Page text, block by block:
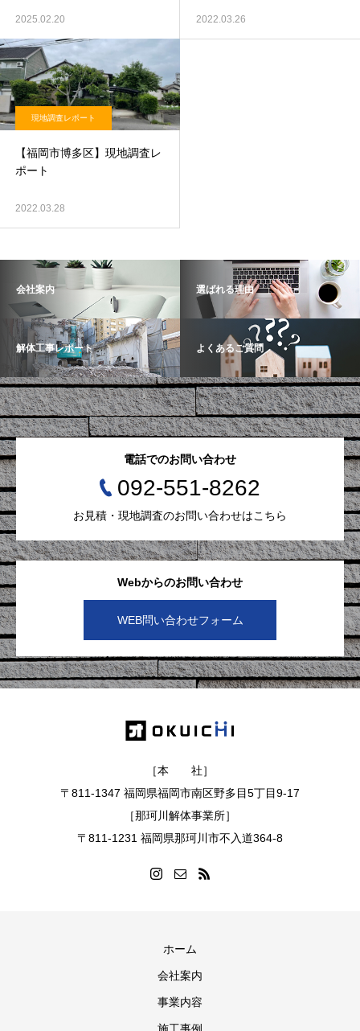
2025.02.20 2022.03.26
現地調査レポート
【福岡市博多区】現地調査レ
ポート
2022.03.28
会社案内 選ばれる理由
解体工事レポート よくあるご質問
Webからのお問い合わせ
WEB問い合わせフォーム
電話でのお問い合わせ
092-551-8262
お見積・現地調査のお問い合わせはこちら
［本 社］
〒811-1347 福岡県福岡市南区野多目5丁目9-17
［那珂川解体事業所］
〒811-1231 福岡県那珂川市不入道364-8
ホーム
会社案内
事業内容